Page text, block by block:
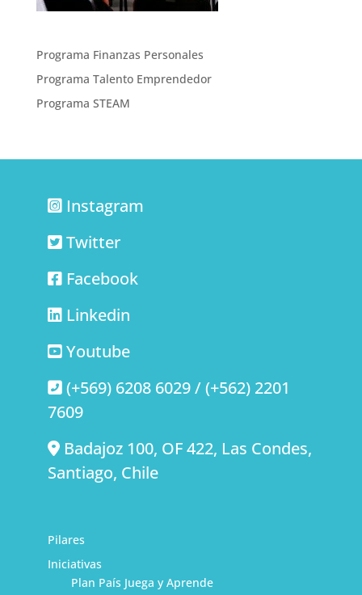
Programa Finanzas Personales
Programa Talento Emprendedor
Programa STEAM
Instagram
Twitter
Facebook
Linkedin
Youtube
(+569) 6208 6029 / (+562) 2201
7609
Badajoz 100, OF 422, Las Condes,
Santiago, Chile
Pilares
Iniciativas
Plan País Juega y Aprende